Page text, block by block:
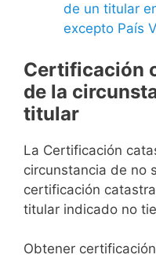
de un titular
excepto País
Certificación
de la
titular
La Certificación
circunstancia de no
certificación
titular indicado no
Obtener